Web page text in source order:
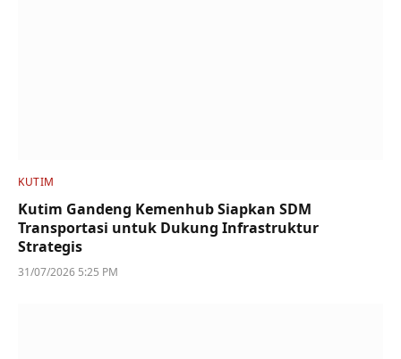
KUTIM
Kutim Gandeng Kemenhub Siapkan SDM
Transportasi untuk Dukung Infrastruktur
Strategis
31/07/2026 5:25 PM